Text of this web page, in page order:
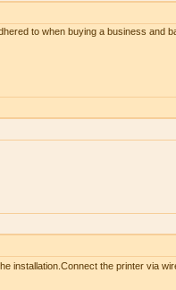
to when buying a business and
installation.Connect the printer via